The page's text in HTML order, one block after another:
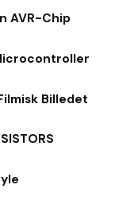
AVR-Chip
Billedet